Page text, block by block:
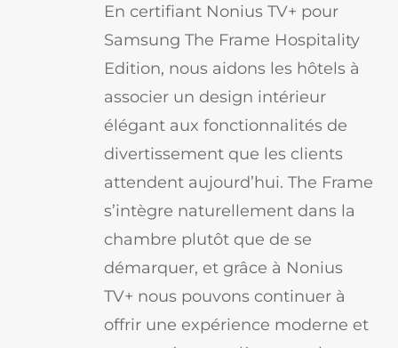
En certifiant Nonius TV+ pour
Samsung The Frame Hospitality
Edition, nous aidons les hôtels à
associer un design intérieur
élégant aux fonctionnalités de
divertissement que les clients
attendent aujourd’hui. The Frame
s’intègre naturellement dans la
chambre plutôt que de se
démarquer, et grâce à Nonius
TV+ nous pouvons continuer à
offrir une expérience moderne et